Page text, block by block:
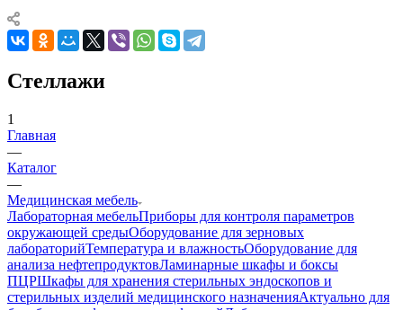
Стеллажи
1
Главная
—
Каталог
—
Медицинская мебель
Лабораторная мебельПриборы для контроля параметров
окружающей средыОборудование для зерновых
лабораторийТемпература и влажностьОборудование для
анализа нефтепродуктовЛаминарные шкафы и боксы
ПЦРШкафы для хранения стерильных эндоскопов и
стерильных изделий медицинского назначенияАктуально для